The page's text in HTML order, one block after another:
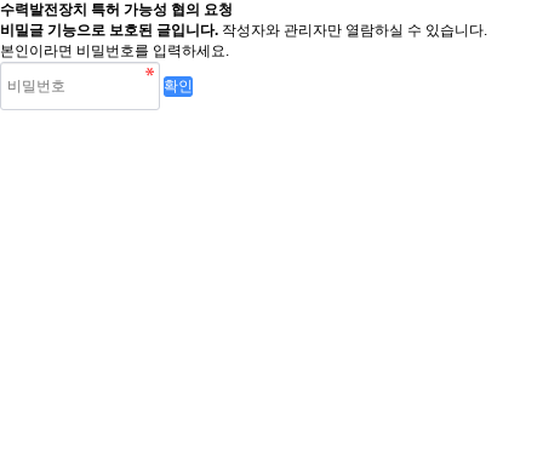
수력발전장치 특허 가능성 협의 요청
비밀글 기능으로 보호된 글입니다. 작성자와 관리자만 열람하실 수 있습니다.
본인이라면 비밀번호를 입력하세요.